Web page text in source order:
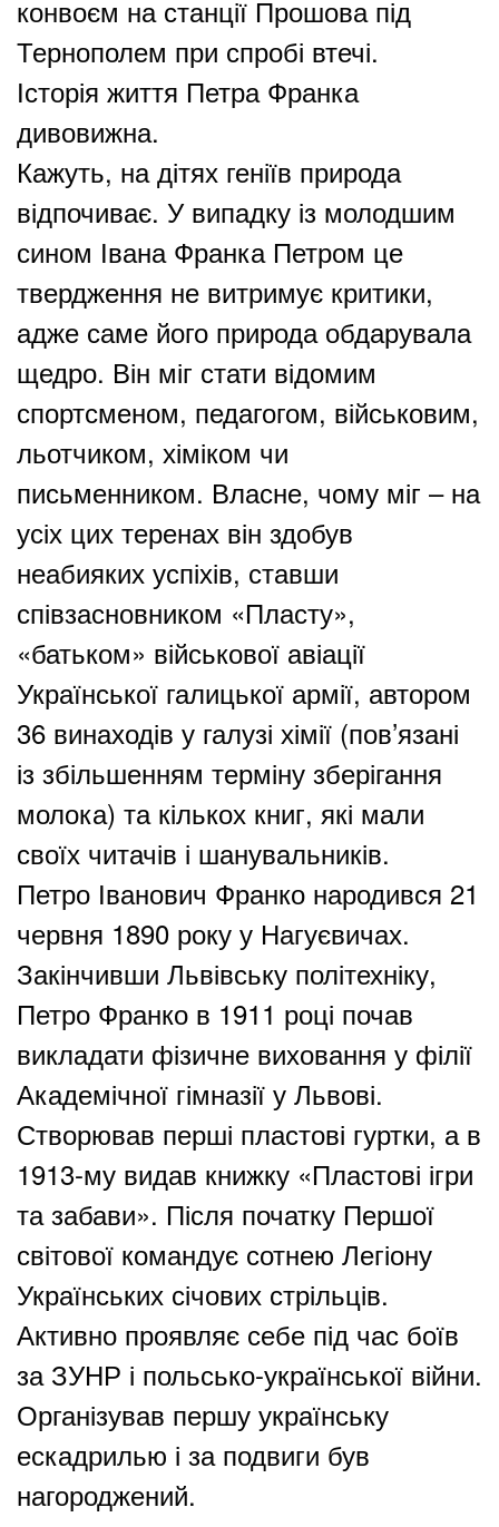
конвоєм на станції Прошова під
Тернополем при спробі втечі.
Історія життя Петра Франка
дивовижна.
Кажуть, на дітях геніїв природа
відпочиває. У випадку із молодшим
сином Івана Франка Петром це
твердження не витримує критики,
адже саме його природа обдарувала
щедро. Він міг стати відомим
спортсменом, педагогом, військовим,
льотчиком, хіміком чи
письменником. Власне, чому міг – на
усіх цих теренах він здобув
неабияких успіхів, ставши
співзасновником «Пласту»,
«батьком» військової авіації
Української галицької армії, автором
36 винаходів у галузі хімії (пов’язані
із збільшенням терміну зберігання
молока) та кількох книг, які мали
своїх читачів і шанувальників.
Петро Іванович Франко народився 21
червня 1890 року у Нагуєвичах.
Закінчивши Львівську політехніку,
Петро Франко в 1911 році почав
викладати фізичне виховання у філії
Академічної гімназії у Львові.
Створював перші пластові гуртки, а в
1913-му видав книжку «Пластові ігри
та забави». Після початку Першої
світової командує сотнею Легіону
Українських січових стрільців.
Активно проявляє себе під час боїв
за ЗУНР і польсько-української війни.
Організував першу українську
ескадрилью і за подвиги був
нагороджений.